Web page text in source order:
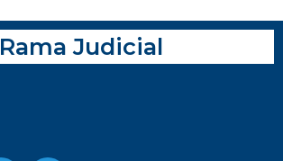
Rama Judicial